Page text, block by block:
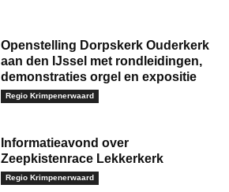
Openstelling Dorpskerk Ouderkerk
aan den IJssel met rondleidingen,
demonstraties orgel en expositie
Regio Krimpenerwaard
Informatieavond over
Zeepkistenrace Lekkerkerk
Regio Krimpenerwaard